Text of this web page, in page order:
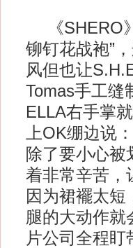
《SHERO
铆钉花战袍”
风但也让
Tomas手工缝
ELLA右手掌
上OK绷边说
除了要小心被
着非常辛苦，
因为裙襬太短
腿的大动作就
片公司全程